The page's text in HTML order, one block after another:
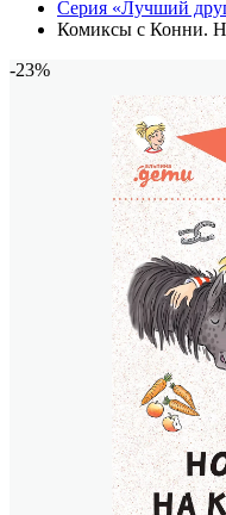
Серия «Лучший
Комиксы с Конни.
-23%